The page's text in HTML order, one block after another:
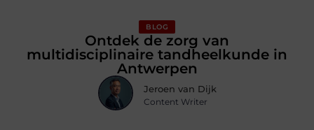
BLOG
Ontdek de zorg van
multidisciplinaire tandheelkunde in
Antwerpen
Jeroen van Dijk
Content Writer